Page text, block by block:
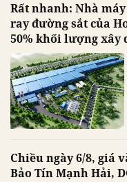
Rất nhanh: Nhà
ray đường sắt của
50% khối lượng xây
Chiều ngày 6/8, giá
Bảo Tín Mạnh Hải,